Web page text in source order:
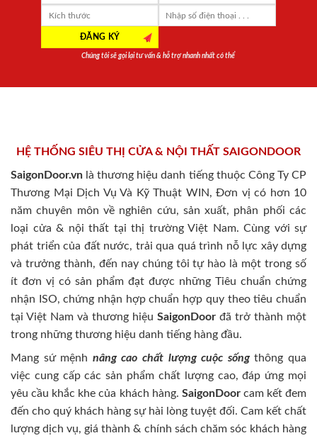
Chúng tôi sẽ gọi lại tư vấn & hỗ trợ nhanh nhất có thể
HỆ THỐNG SIÊU THỊ CỬA & NỘI THẤT SAIGONDOOR
SaigonDoor.vn là thương hiệu danh tiếng thuộc Công Ty CP
Thương Mại Dịch Vụ Và Kỹ Thuật WIN, Đơn vị có hơn 10
năm chuyên môn về nghiên cứu, sản xuất, phân phối các
loại cửa & nội thất tại thị trường Việt Nam. Cùng với sự
phát triển của đất nước, trải qua quá trình nỗ lực xây dựng
và trưởng thành, đến nay chúng tôi tự hào là một trong số
ít đơn vị có sản phẩm đạt được những Tiêu chuẩn chứng
nhận ISO, chứng nhận hợp chuẩn hợp quy theo tiêu chuẩn
tại Việt Nam và thương hiệu SaigonDoor đã trở thành một
trong những thương hiệu danh tiếng hàng đầu.
Mang sứ mệnh nâng cao chất lượng cuộc sốngthông qua
việc cung cấp các sản phẩm chất lượng cao, đáp ứng mọi
yêu cầu khắc khe của khách hàng. SaigonDoorcam kết đem
đến cho quý khách hàng sự hài lòng tuyệt đối. Cam kết chất
lượng dịch vụ, giá thành & chính sách chăm sóc khách hàng